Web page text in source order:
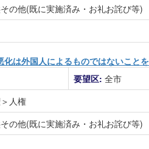
の他(既に実施済み・お礼お詫び等)
は外国人によるものではないこと
要望区: 全市
人権
の他(既に実施済み・お礼お詫び等)